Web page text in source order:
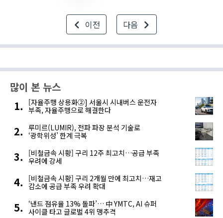
해양 탈탄소화의 3대 해법으로
대체연료, 에너지 효율, 디지털화를
제시했다. 140여 년의 기술 혁신을
이어온 알파라발은 이 전시를 통해..
이전 다음
많이 본 뉴스
[자율주행 상용화②] 서울시 시내버스 운전자
부족, 자율주행으로 해결한다
루미르(LUMIR), 전파 파장 분석 기술로
‘광학위성’ 한계 극복
[비철금속 시황] 구리 12주 최고치…공급 부족
우려에 강세
[비철금속 시황] 구리 2개월 만에 최고치…재고
감소에 공급 부족 우려 확대
‘낸드 점유율 13% 돌파’… 中 YMTC, AI 슈퍼
사이클 타고 글로벌 4위 맹추격